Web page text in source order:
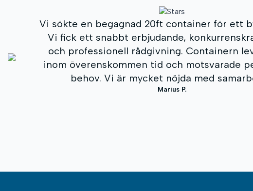
Vi köpte en High Cube-container för
lagringsutrymme. Det som förvånade
snabba servicen och den tydliga
under hela processen. Containerns kvalitet
och priset var ett av de bästa på marknaden.
definitivt att vända oss hit igen i